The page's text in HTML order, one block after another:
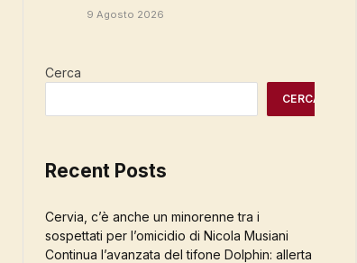
9 Agosto 2026
Cerca
CERCA
Recent Posts
Cervia, c’è anche un minorenne tra i
sospettati per l’omicidio di Nicola Musiani
Continua l’avanzata del tifone Dolphin: allerta